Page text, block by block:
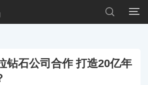


钻石公司合作 打造20亿年